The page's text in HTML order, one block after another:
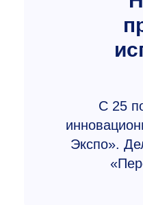
С 25
Экспо».